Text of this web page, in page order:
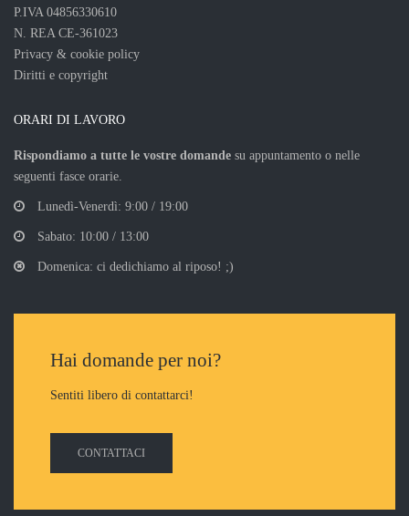
P.IVA 04856330610
N. REA CE-361023
Privacy & cookie policy
Diritti e copyright
ORARI DI LAVORO
Rispondiamo a tutte le vostre domande su appuntamento o nelle
seguenti fasce orarie.
Lunedì-Venerdì: 9:00 / 19:00
Sabato: 10:00 / 13:00
Domenica: ci dedichiamo al riposo! ;)
Hai domande per noi?
Sentiti libero di contattarci!
CONTATTACI